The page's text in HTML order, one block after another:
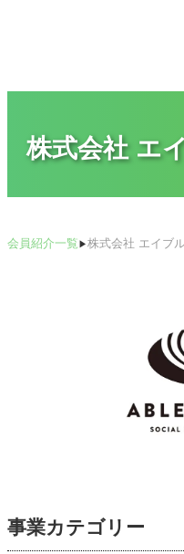
株式会社 エ
会員紹介一覧▶株式会社 エイブ
事業カテゴリー